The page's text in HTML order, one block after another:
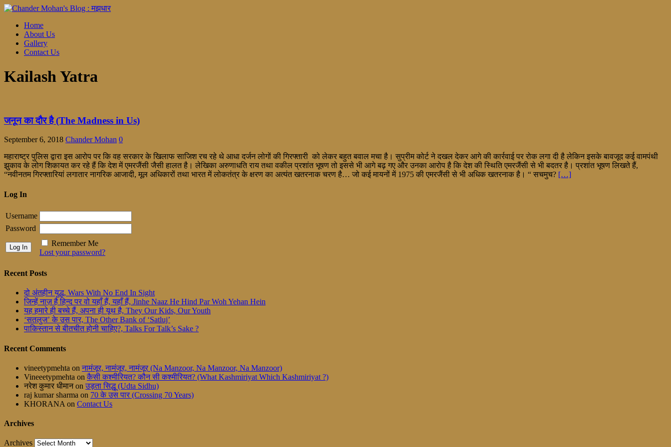
Home
About Us
Gallery
Contact Us
Kailash Yatra
जनून का दौर है (The Madness in Us)
September 6, 2018 Chander Mohan 0
महाराष्ट्र पुलिस द्वारा इस आरोप पर कि वह सरकार के खिलाफ साजिश रच रहे थे आधा दर्जन लोगों की गिरफ्तारी को लेकर बहुत बवाल मचा है। सुप्रीम कोर्ट ने दखल देकर आगे की कार्रवाई पर रोक लगा दी है लेकिन इसके बावजूद कई वामपंथी
झुकाव के लोग शिकायत कर रहे हैं कि देश में एमरजैंसी जैसी हालत है। लेखिका अरुणाधति राय तथा वकील प्रशांत भूषण तो इससे भी आगे बढ़ गए और उनका आरोप है कि देश की स्थिति एमरजैंसी से भी बदतर है। प्रशांत भूषण लिखते हैं,
“नवीनतम गिरफ्तारियां लगातार नागरिक आजादी, मूल अधिकारों तथा भारत में लोकतंत्र के क्षरण का अत्यंत खतरनाक चरण है… जो कई मायनों में 1975 की एमरजैंसी से भी अधिक खतरनाक है। “ सचमुच? […]
Log In
Username
Password
Remember Me
Lost your password?
Recent Posts
दो अंतहीन युद्ध, Wars With No End In Sight
जिन्हें नाज़ है हिन्द पर वो यहाँ हैं, यहाँ हैं, Jinhe Naaz He Hind Par Woh Yehan Hein
यह हमारे ही बच्चे हैं, अपना ही यूथ है, They Our Kids, Our Youth
‘सतलुज’ के उस पार, The Other Bank of ‘Satluj’
पाकिस्तान से बीतचीत होनी चाहिए?, Talks For Talk’s Sake ?
Recent Comments
vineetypmehta on नामंजूर, नामंजूर, नामंजूर (Na Manzoor, Na Manzoor, Na Manzoor)
Vineeetypmehta on कैसी कश्मीरियत? कौन सी कश्मीरियत? (What Kashmiriyat Which Kashmiriyat ?)
नरेश कुमार धीमानon उड़ता सिद्धू (Udta Sidhu)
raj kumar sharma on 70 के उस पार (Crossing 70 Years)
KHORANA on Contact Us
Archives
Archives